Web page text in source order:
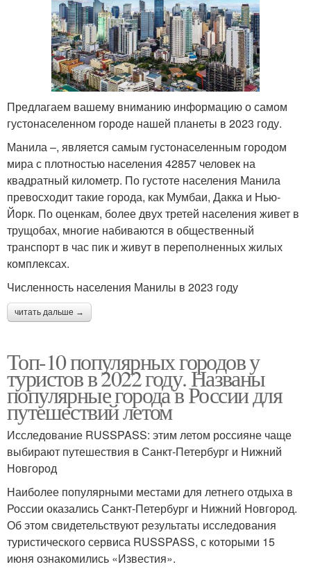
Предлагаем вашему вниманию информацию о самом
густонаселенном городе нашей планеты в 2023 году.
Манила –, является самым густонаселенным городом
мира с плотностью населения 42857 человек на
квадратный километр. По густоте населения Манила
превосходит такие города, как Мумбаи, Дакка и Нью-
Йорк. По оценкам, более двух третей населения живет в
трущобах, многие набиваются в общественный
транспорт в час пик и живут в переполненных жилых
комплексах.
Численность населения Манилы в 2023 году
читать дальше →
Топ-10 популярных городов у
туристов в 2022 году. Названы
популярные города в России для
путешествий летом
Исследование RUSSPASS: этим летом россияне чаще
выбирают путешествия в Санкт-Петербург и Нижний
Новгород
Наиболее популярными местами для летнего отдыха в
России оказались Санкт-Петербург и Нижний Новгород.
Об этом свидетельствуют результаты исследования
туристического сервиса RUSSPASS, с которыми 15
июня ознакомились «Известия».